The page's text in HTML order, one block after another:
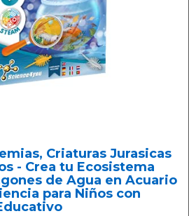
Criaturas Jurasicas
- Crea tu Ecosistema
de Agua en Acuario
para Niños con